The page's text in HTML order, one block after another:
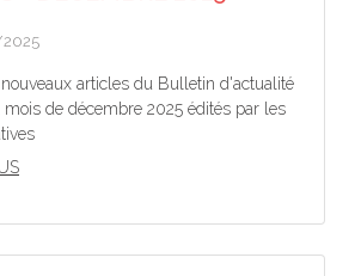
articles du Bulletin d'actualité
de décembre 2025 édités par les